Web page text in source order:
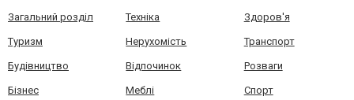
Загальний розділ Техніка Здоров'я
Туризм Нерухомість Транспорт
Будівництво Відпочинок Розваги
Бізнес Меблі Спорт